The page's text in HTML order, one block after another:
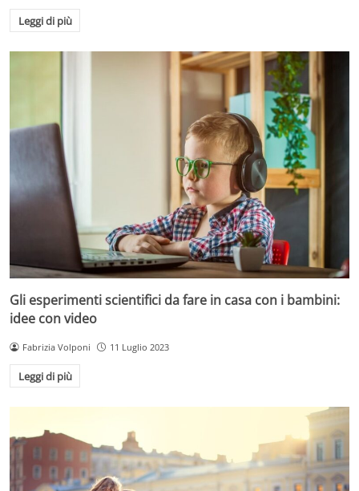
Leggi di più
Gli esperimenti scientifici da fare in casa con i bambini:
idee con video
Fabrizia Volponi 11 Luglio 2023
Leggi di più